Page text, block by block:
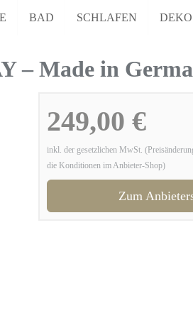
BAD SCHLAFEN DEKO
– Made in
249,00 €
inkl. der gesetzlichen MwSt.
die Konditionen im Anbieter-Shop)
Zum